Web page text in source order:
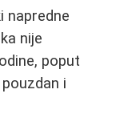
napredne
nije
poput
i